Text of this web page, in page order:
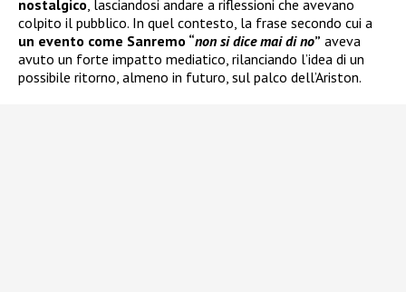
nostalgico , lasciandosi andare a riflessioni che avevano
colpito il pubblico. In quel contesto, la frase secondo cui a
un evento come Sanremo “non si dice mai di no” aveva
avuto un forte impatto mediatico, rilanciando l’idea di un
possibile ritorno, almeno in futuro, sul palco dell’Ariston.